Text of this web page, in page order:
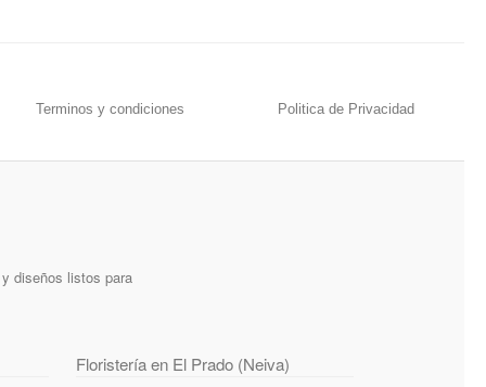
Terminos y condiciones Politica de Privacidad
diseños listos para
Floristería en El Prado (Neiva)